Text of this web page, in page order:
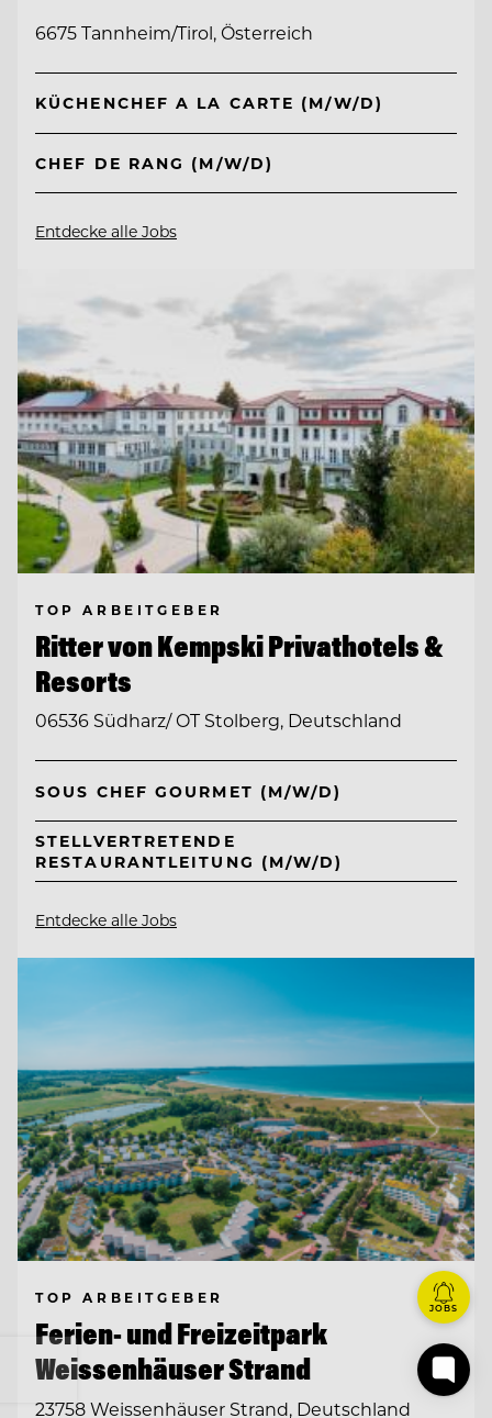
6675 Tannheim/Tirol, Österreich
KÜCHENCHEF A LA CARTE (M/W/D)
CHEF DE RANG (M/W/D)
Entdecke alle Jobs
TOP ARBEITGEBER
Ritter von Kempski Privathotels &
Resorts
06536 Südharz/ OT Stolberg, Deutschland
SOUS CHEF GOURMET (M/W/D)
STELLVERTRETENDE
RESTAURANTLEITUNG (M/W/D)
Entdecke alle Jobs
TOP ARBEITGEBER
Ferien- und Freizeitpark
Weissenhäuser Strand
23758 Weissenhäuser Strand, Deutschland
JOBS